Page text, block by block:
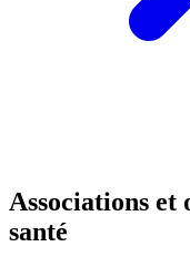
Associations et
santé